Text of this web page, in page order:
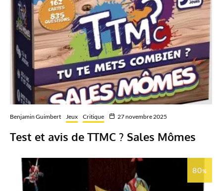
Benjamin Guimbert Jeux Critique 27 novembre 2025
Test et avis de TTMC ? Sales Mômes
80%